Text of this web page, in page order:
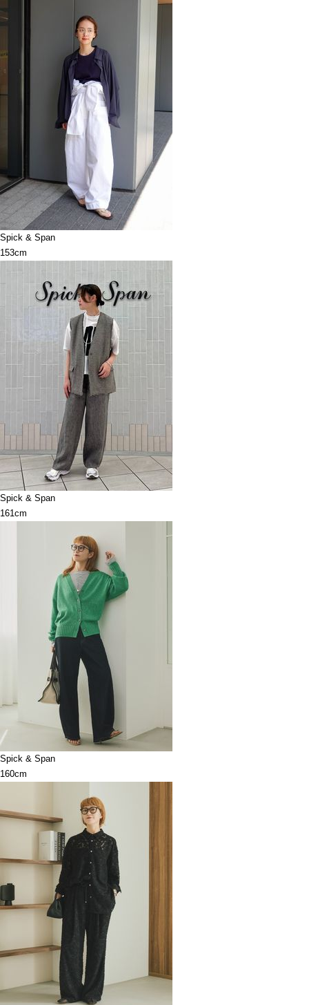
Spick & Span
153cm
Spick & Span
161cm
Spick & Span
160cm